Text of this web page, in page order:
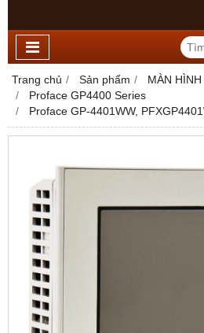
Trang chủ Sản phẩm
MÀN
Proface GP4400 Series
Proface GP-4401WW,